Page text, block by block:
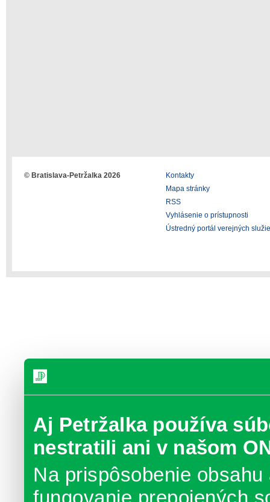
Aj Petržalka používa
nestratili ani v našom
Na prispôsobenie
© Bratislava-Petržalka 2026
Kontakty
Mapa stránky
RSS
Vyhlásenie o prístupnosti
Ústredný portál verejných